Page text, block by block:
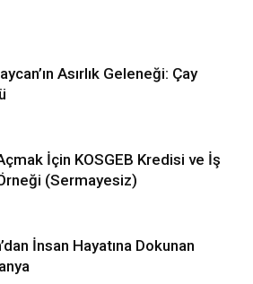
Asırlık Geleneği: Çay
İçin KOSGEB Kredisi ve İş
(Sermayesiz)
İnsan Hayatına Dokunan